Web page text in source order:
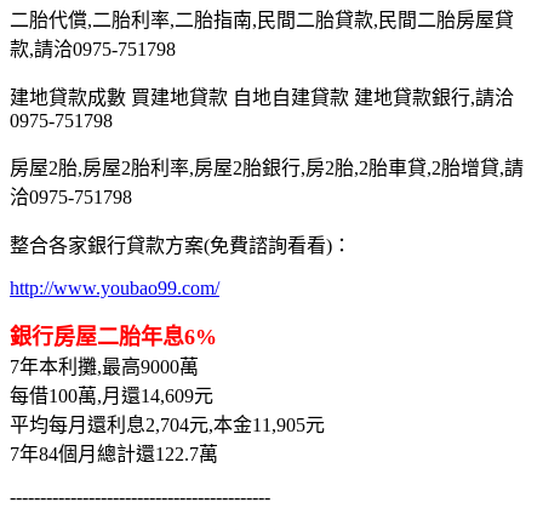
二胎代償,二胎利率,二胎指南,民間二胎貸款,民間二胎房屋貸
款,請洽0975-751798
建地貸款成數 買建地貸款 自地自建貸款 建地貸款銀行,請洽
0975-751798
房屋2胎,房屋2胎利率,房屋2胎銀行,房2胎,2胎車貸,2胎增貸,請
洽0975-751798
整合各家銀行貸款方案(免費諮詢看看)：
http://www.youbao99.com/
銀行房屋二胎年息6%
7年本利攤,最高9000萬
每借100萬,月還14,609元
平均每月還利息2,704元,本金11,905元
7年84個月總計還122.7萬
-------------------------------------------